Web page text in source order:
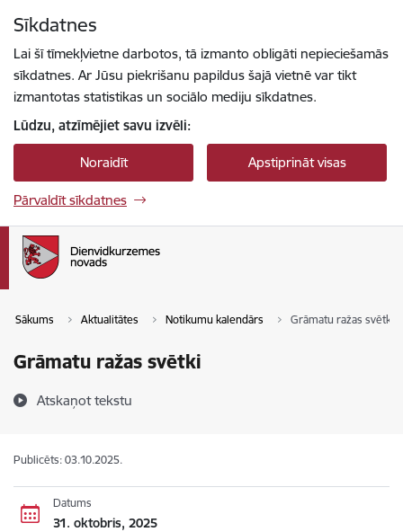
Sīkdatnes
Lai šī tīmekļvietne darbotos, tā izmanto obligāti nepieciešamās
sīkdatnes. Ar Jūsu piekrišanu papildus šajā vietnē var tikt
izmantotas statistikas un sociālo mediju sīkdatnes.
Lūdzu, atzīmējiet savu izvēli:
Noraidīt Apstiprināt visas
Pārvaldīt sīkdatnes
Sākums Aktualitātes Notikumu kalendārs Grāmatu ražas svētki
Grāmatu ražas svētki
Atskaņot tekstu
Publicēts: 03.10.2025.
Datums
31. oktobris, 2025